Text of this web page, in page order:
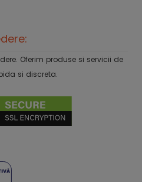
Oferim produse si servicii de
si discreta.